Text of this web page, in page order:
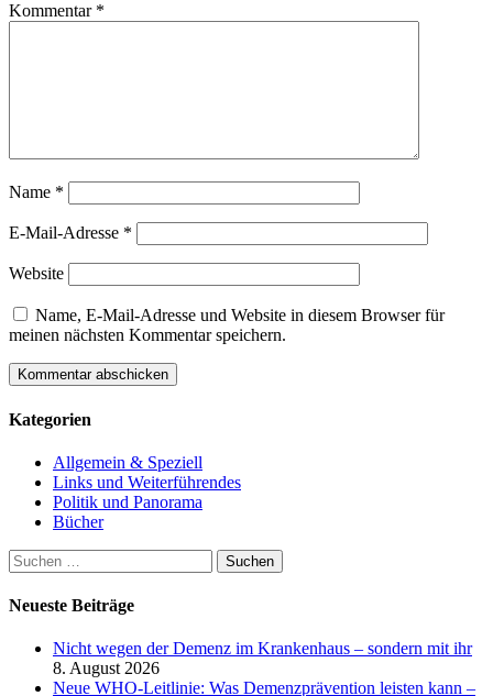
Kommentar *
Name *
E-Mail-Adresse *
Website
Name, E-Mail-Adresse und Website in diesem Browser für
meinen nächsten Kommentar speichern.
Kategorien
Allgemein & Speziell
Links und Weiterführendes
Politik und Panorama
Bücher
Suchen
nach:
Neueste Beiträge
Nicht wegen der Demenz im Krankenhaus – sondern mit ihr
8. August 2026
Neue WHO-Leitlinie: Was Demenzprävention leisten kann –